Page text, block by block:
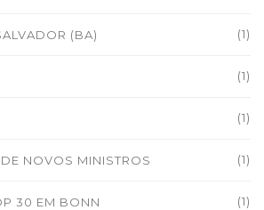
(BA) (1)
(1)
(1)
NOVOS MINISTROS (1)
30 EM BONN (1)